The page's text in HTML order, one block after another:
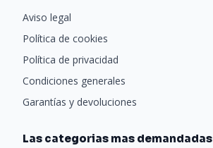
Aviso legal
Política de cookies
Política de privacidad
Condiciones generales
Garantías y devoluciones
Las categorias mas demandadas